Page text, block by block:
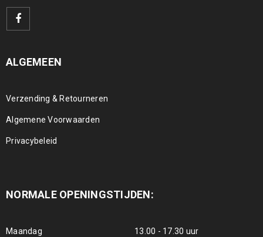
ALGEMEEN
Verzending & Retourneren
Algemene Voorwaarden
Privacybeleid
NORMALE OPENINGSTIJDEN:
Maandag 13.00 - 17.30 uur